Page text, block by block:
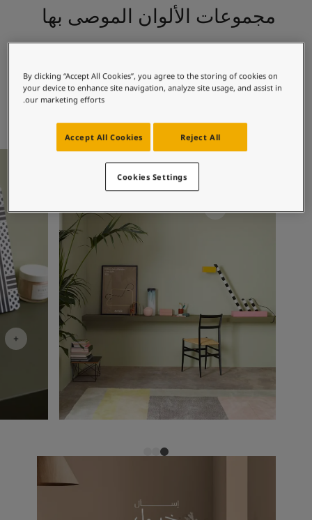
البحث عن موزع جوتن
مستندات المنتجات
مساحات تنبض بالحياة - أحدث مجموعة ألوان جوتن
الدهانات الصناعية
مجموعات الألوان الموصى بها
White Satin غرين هارموني
أفكار ملهمة للمكتب
By clicking “Accept All Cookies”, you agree to the storing of cookies on
your device to enhance site navigation, analyze site usage, and assist in
our marketing efforts.
Reject All
Accept All Cookies
Cookies Settings